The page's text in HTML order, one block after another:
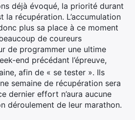
déjà évoqué, la priorité durant
la récupération. L’accumulation
plus sa place à ce moment
de coureurs
de programmer une ultime
end précédant l’épreuve,
afin de « se tester ». Ils
semaine de récupération sera
dernier effort n’aura aucune
déroulement de leur marathon.